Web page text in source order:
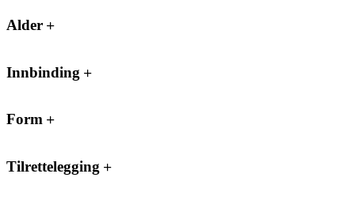
Alder
Innbinding
Form
Tilrettelegging